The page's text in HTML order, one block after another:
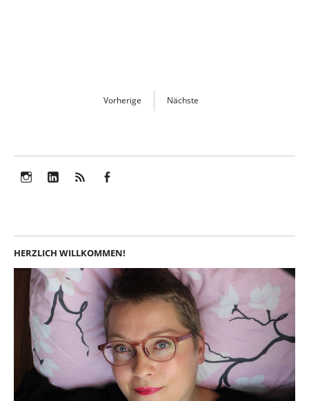
Vorherige Nächste
HERZLICH WILLKOMMEN!